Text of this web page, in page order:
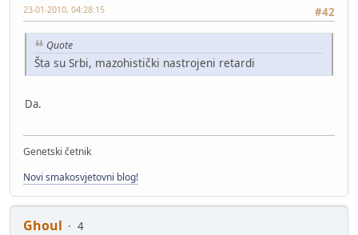
#42
23-01-2010, 04:28:15
Quote
Šta su Srbi, mazohistički nastrojeni retardi
Da.
Genetski četnik
Novi smakosvjetovni blog!
Ghoul
4